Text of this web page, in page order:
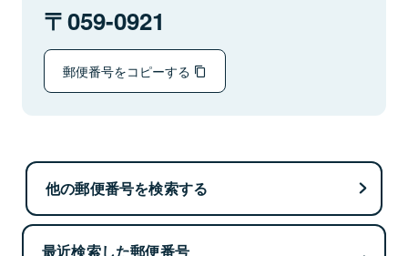
059-0921
郵便番号をコピーする
他の郵便番号を検索する
最近検索した郵便番号